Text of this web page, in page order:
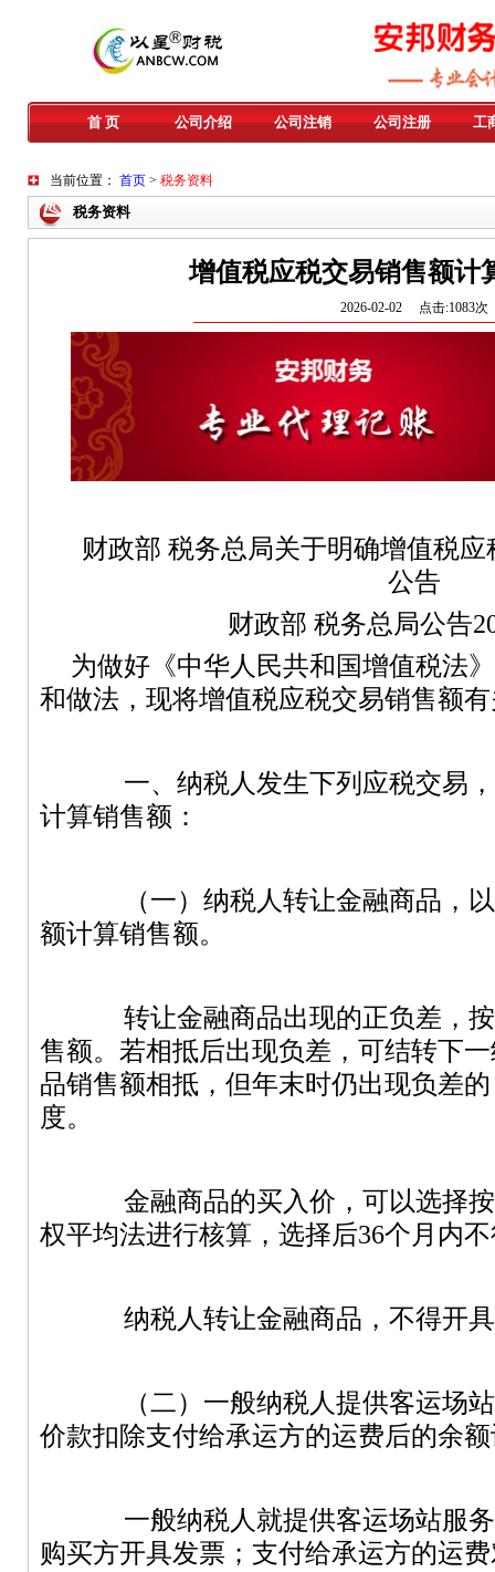
首 页 公司介绍 公司注销 公司注册 工
当前位置： 首页> 税务资料
税务资料
增值税应税交易销售额计
2026-02-02 点击:1083次
财政部 税务总局关于明确增值税
公告
财政部 税务总局公告
为做好《中华人民共和国增值税法
和做法，现将增值税应税交易销售额
一、纳税人发生下列应税交易，
计算销售额：
（一）纳税人转让金融商品，以
额计算销售额。
转让金融商品出现的正负差，按
售额。若相抵后出现负差，可结转下
品销售额相抵，但年末时仍出现负差
度。
金融商品的买入价，可以选择按
权平均法进行核算，选择后36个月内
纳税人转让金融商品，不得开具
（二）一般纳税人提供客运场站
价款扣除支付给承运方的运费后的余
一般纳税人就提供客运场站服务
购买方开具发票；支付给承运方的运